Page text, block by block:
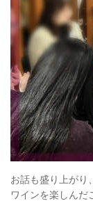
お話も盛り上がり、
ワインを楽しんだ